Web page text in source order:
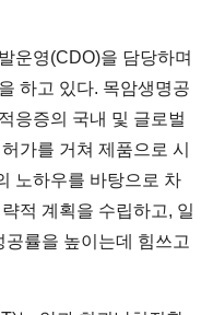
운영(CDO)을 담당하며
하고 있다. 목암생명공
응증의 국내 및 글로벌
가를 거쳐 제품으로 시
노하우를 바탕으로 차
적 계획을 수립하고, 일
률을 높이는데 힘쓰고